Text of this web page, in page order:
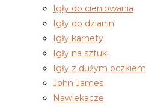
Igły do cieniowania
Igły do dzianin
Igły karnety
Igły na sztuki
Igły z dużym oczkiem
John James
Nawlekacze